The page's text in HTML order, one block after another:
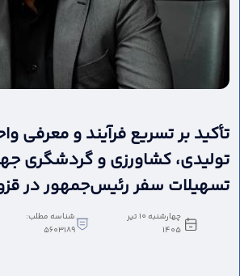
تأکید بر تسریع فرآیند و معرفی
تولیدی، کشاورزی و گردشگری
تسهیلات سفر رئیس‌جمهور در
چهارشنبه 10 تیر
1405
شناسه مطلب:
5603189